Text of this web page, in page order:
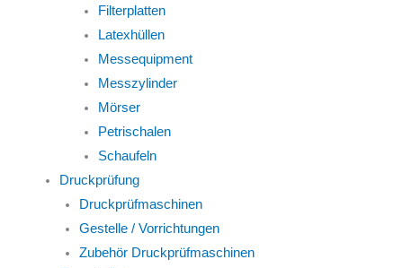
Filterplatten
Latexhüllen
Messequipment
Messzylinder
Mörser
Petrischalen
Schaufeln
Druckprüfung
Druckprüfmaschinen
Gestelle / Vorrichtungen
Zubehör Druckprüfmaschinen